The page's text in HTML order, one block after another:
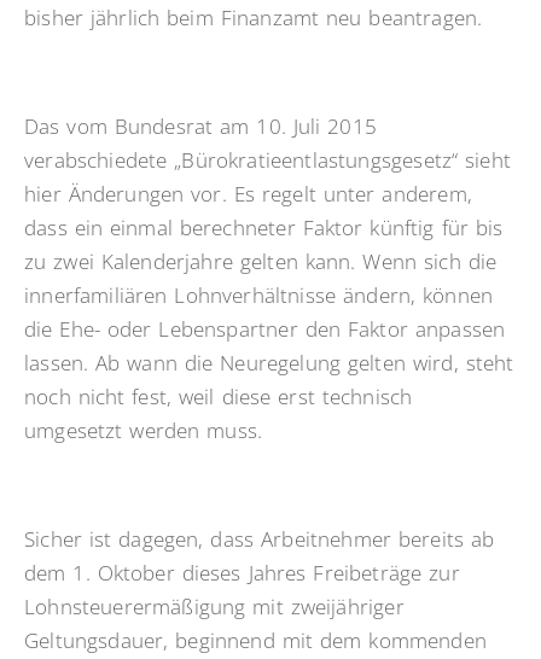
bisher jährlich beim Finanzamt neu beantragen.
Das vom Bundesrat am 10. Juli 2015
verabschiedete „Bürokratieentlastungsgesetz“ sieht
hier Änderungen vor. Es regelt unter anderem,
dass ein einmal berechneter Faktor künftig für bis
zu zwei Kalenderjahre gelten kann. Wenn sich die
innerfamiliären Lohnverhältnisse ändern, können
die Ehe- oder Lebenspartner den Faktor anpassen
lassen. Ab wann die Neuregelung gelten wird, steht
noch nicht fest, weil diese erst technisch
umgesetzt werden muss.
Sicher ist dagegen, dass Arbeitnehmer bereits ab
dem 1. Oktober dieses Jahres Freibeträge zur
Lohnsteuerermäßigung mit zweijähriger
Geltungsdauer, beginnend mit dem kommenden